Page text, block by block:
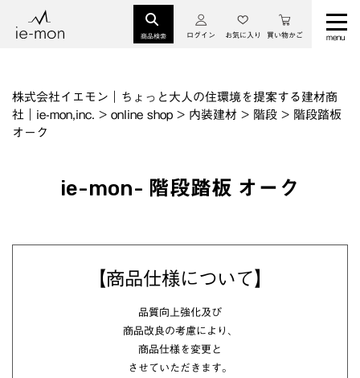
商品検索 ログイン お気に入り 買い物かご
株式会社イエモン｜ちょっと大人の住環境を提案する建材商
社｜ie-mon,inc. > online shop > 内装建材 > 階段 > 階段踏板
オーク
ie-mon- 階段踏板 オーク
【商品仕様について】
品質向上強化及び
商品改良の考慮により、
商品仕様を変更と
させていただきます。